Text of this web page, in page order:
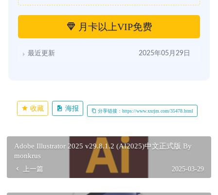
月卡以上VIP免费
最近更新 2025年05月29日
收藏 海报 分享链接：https://www.xxrjm.com/35478.html
Adobe Illustrator 2025 v29.8.1.2 (AI2025)中文正式版 By
monkrus
上一篇 2025-03-29